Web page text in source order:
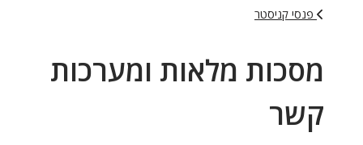
פנסי קניסטר
מסכות מלאות ומערכות
קשר